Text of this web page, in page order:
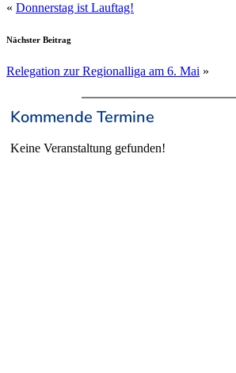
« Donnerstag ist Lauftag!
Nächster Beitrag
Relegation zur Regionalliga am 6. Mai »
Kommende Termine
Keine Veranstaltung gefunden!